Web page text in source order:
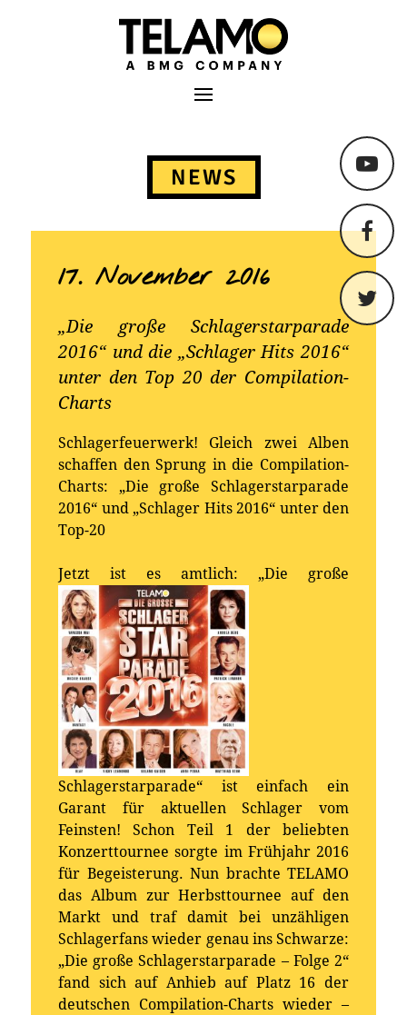
TELAMO
Primäres Menü
NEWS
17. November 2016
„Die große Schlagerstarparade
2016“ und die „Schlager Hits 2016“
unter den Top 20 der Compilation-
Charts
Schlagerfeuerwerk! Gleich zwei Alben
schaffen den Sprung in die Compilation-
Charts: „Die große Schlagerstarparade
2016“ und „Schlager Hits 2016“ unter den
Top-20
Jetzt ist es amtlich: „Die große
Schlagerstarparade“ ist einfach ein
Garant für aktuellen Schlager vom
Feinsten! Schon Teil 1 der beliebten
Konzerttournee sorgte im Frühjahr 2016
für Begeisterung. Nun brachte TELAMO
das Album zur Herbsttournee auf den
Markt und traf damit bei unzähligen
Schlagerfans wieder genau ins Schwarze:
„Die große Schlagerstarparade – Folge 2“
fand sich auf Anhieb auf Platz 16 der
deutschen Compilation-Charts wieder –